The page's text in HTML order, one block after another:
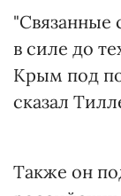
"Связанные
в силе до
Крым под
сказал
Также он